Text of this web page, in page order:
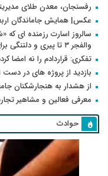
رفسنجان، معدن طلای
عکس| همایش جاماندگان
سالروز اسارت رزمنده ای
والفجر ۳ تا پیری و دلتنگی برای رفقای شهید
تفکری: قراردادم را نه امضا
بازدید از پروژه های در
از هشدار به هنجارشکنان
معرفی فعالین و مشاهیر
حوادث